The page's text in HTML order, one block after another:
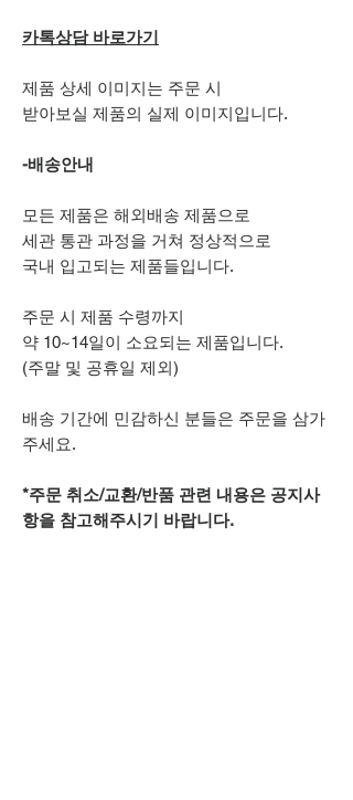
카톡상담 바로가기
제품 상세 이미지는 주문 시
받아보실 제품의 실제 이미지입니다.
-배송안내
모든 제품은 해외배송 제품으로
세관 통관 과정을 거쳐 정상적으로
국내 입고되는 제품들입니다.
주문 시 제품 수령까지
약 10~14일이 소요되는 제품입니다.
(주말 및 공휴일 제외)
배송 기간에 민감하신 분들은 주문을 삼가
주세요.
*주문 취소/교환/반품 관련 내용은 공지사
항을 참고해주시기 바랍니다.